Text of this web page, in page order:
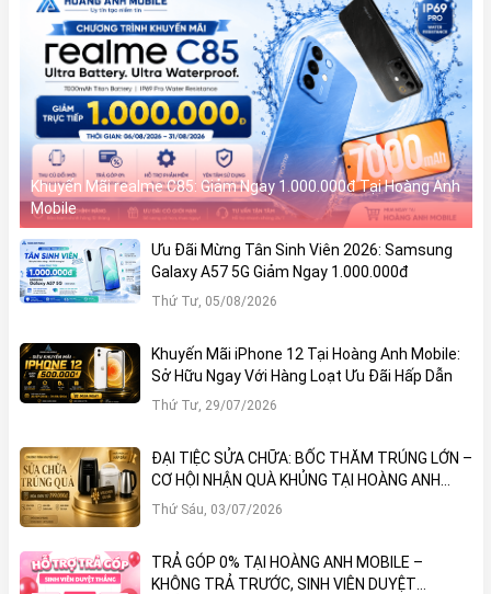
Khuyến Mãi realme C85: Giảm Ngay 1.000.000đ Tại Hoàng Anh
Mobile
Ưu Đãi Mừng Tân Sinh Viên 2026: Samsung
Galaxy A57 5G Giảm Ngay 1.000.000đ
Thứ Tư, 05/08/2026
Khuyến Mãi iPhone 12 Tại Hoàng Anh Mobile:
Sở Hữu Ngay Với Hàng Loạt Ưu Đãi Hấp Dẫn
Thứ Tư, 29/07/2026
ĐẠI TIỆC SỬA CHỮA: BỐC THĂM TRÚNG LỚN –
CƠ HỘI NHẬN QUÀ KHỦNG TẠI HOÀNG ANH
MOBILE
Thứ Sáu, 03/07/2026
TRẢ GÓP 0% TẠI HOÀNG ANH MOBILE –
KHÔNG TRẢ TRƯỚC, SINH VIÊN DUYỆT